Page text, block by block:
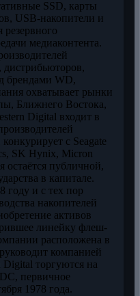
SSD, карты
USB-накопители и
резервного
медиаконтента.
дистрибьюторов,
брендами WD,
охватывает рынки
Ближнего Востока,
Digital входит в
с Seagate
SK Hynix, Micron
публичной,
в капитале.
году и с тех пор
накопителей
активов
линейку флеш-
расположена в
компанией
торгуются на
первичное
1978 года.